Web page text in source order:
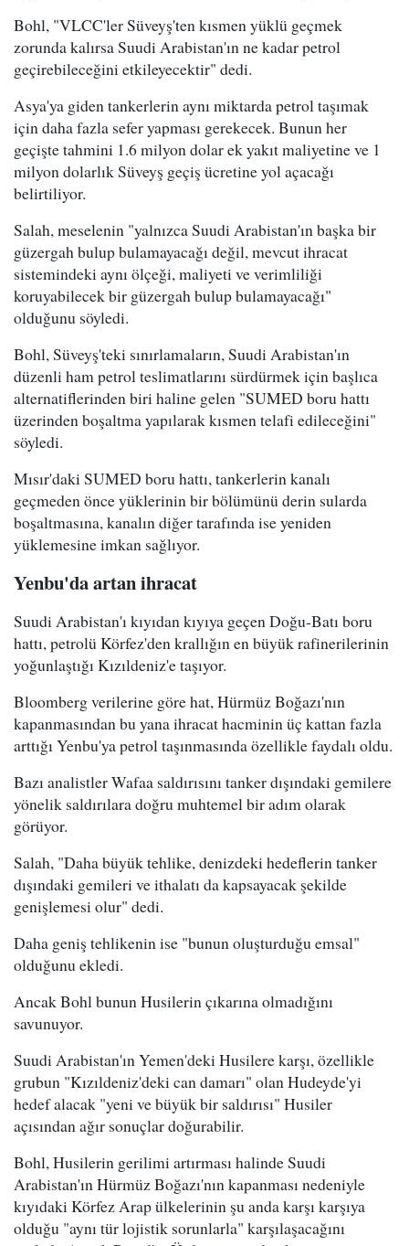
Bohl, "VLCC'ler Süveyş'ten kısmen yüklü geçmek
zorunda kalırsa Suudi Arabistan'ın ne kadar petrol
geçirebileceğini etkileyecektir" dedi.
Asya'ya giden tankerlerin aynı miktarda petrol taşımak
için daha fazla sefer yapması gerekecek. Bunun her
geçişte tahmini 1.6 milyon dolar ek yakıt maliyetine ve 1
milyon dolarlık Süveyş geçiş ücretine yol açacağı
belirtiliyor.
Salah, meselenin "yalnızca Suudi Arabistan'ın başka bir
güzergah bulup bulamayacağı değil, mevcut ihracat
sistemindeki aynı ölçeği, maliyeti ve verimliliği
koruyabilecek bir güzergah bulup bulamayacağı"
olduğunu söyledi.
Bohl, Süveyş'teki sınırlamaların, Suudi Arabistan'ın
düzenli ham petrol teslimatlarını sürdürmek için başlıca
alternatiflerinden biri haline gelen "SUMED boru hattı
üzerinden boşaltma yapılarak kısmen telafi edileceğini"
söyledi.
Mısır'daki SUMED boru hattı, tankerlerin kanalı
geçmeden önce yüklerinin bir bölümünü derin sularda
boşaltmasına, kanalın diğer tarafında ise yeniden
yüklemesine imkan sağlıyor.
Yenbu'da artan ihracat
Suudi Arabistan'ı kıyıdan kıyıya geçen Doğu-Batı boru
hattı, petrolü Körfez'den krallığın en büyük rafinerilerinin
yoğunlaştığı Kızıldeniz'e taşıyor.
Bloomberg verilerine göre hat, Hürmüz Boğazı'nın
kapanmasından bu yana ihracat hacminin üç kattan fazla
arttığı Yenbu'ya petrol taşınmasında özellikle faydalı oldu.
Bazı analistler Wafaa saldırısını tanker dışındaki gemilere
yönelik saldırılara doğru muhtemel bir adım olarak
görüyor.
Salah, "Daha büyük tehlike, denizdeki hedeflerin tanker
dışındaki gemileri ve ithalatı da kapsayacak şekilde
genişlemesi olur" dedi.
Daha geniş tehlikenin ise "bunun oluşturduğu emsal"
olduğunu ekledi.
Ancak Bohl bunun Husilerin çıkarına olmadığını
savunuyor.
Suudi Arabistan'ın Yemen'deki Husilere karşı, özellikle
grubun "Kızıldeniz'deki can damarı" olan Hudeyde'yi
hedef alacak "yeni ve büyük bir saldırısı" Husiler
açısından ağır sonuçlar doğurabilir.
Bohl, Husilerin gerilimi artırması halinde Suudi
Arabistan'ın Hürmüz Boğazı'nın kapanması nedeniyle
kıyıdaki Körfez Arap ülkelerinin şu anda karşı karşıya
olduğu "aynı tür lojistik sorunlarla" karşılaşacağını